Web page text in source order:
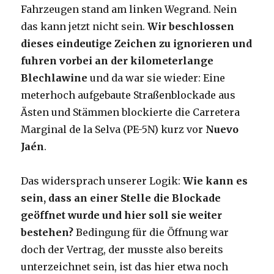
Fahrzeugen stand am linken Wegrand. Nein
das kann jetzt nicht sein.Wir beschlossen
dieses eindeutige Zeichen zu ignorieren und
fuhren vorbei an der kilometerlange
Blechlawine und da war sie wieder: Eine
meterhoch aufgebaute Straßenblockade aus
Ästen und Stämmen blockierte die Carretera
Marginal de la Selva (PE-5N) kurz vor Nuevo
Jaén.
Das widersprach unserer Logik:Wie kann es
sein, dass an einer Stelle die Blockade
geöffnet wurde und hier soll sie weiter
bestehen? Bedingung für die Öffnung war
doch der Vertrag, der musste also bereits
unterzeichnet sein, ist das hier etwa noch